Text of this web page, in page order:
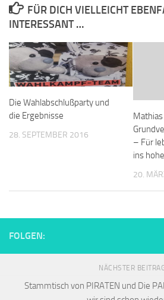
FÜR DICH VIELLEICHT
INTERESSANT …
Die Wahlabschlußparty und
die Ergebnisse
28. SEPTEMBER 2016
Mathias
– Für
ins
20.
FOLGEN:
NÄCHSTER
Stammtisch von PIRATEN und Die